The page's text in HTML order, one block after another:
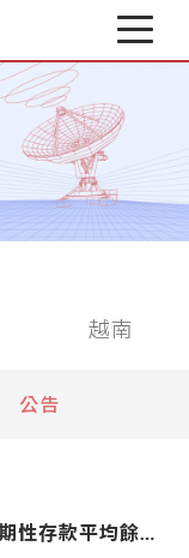
越南
公告
性存款平均餘額